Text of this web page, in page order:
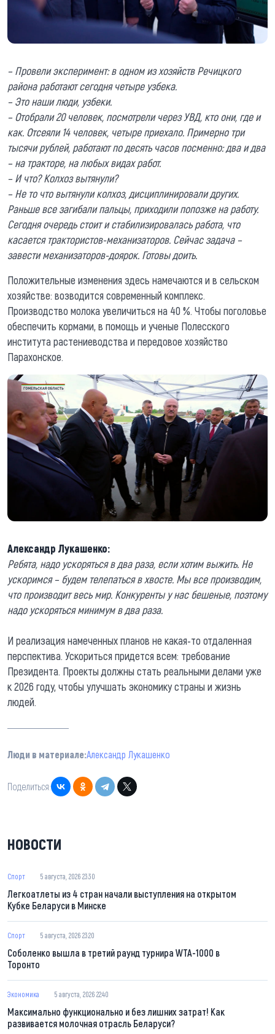
– Провели эксперимент: в одном из хозяйств Речицкого
района работают сегодня четыре узбека.
– Это наши люди, узбеки.
– Отобрали 20 человек, посмотрели через УВД, кто они, где и
как. Отсеяли 14 человек, четыре приехало. Примерно три
тысячи рублей, работают по десять часов посменно: два и два
– на тракторе, на любых видах работ.
– И что? Колхоз вытянули?
– Не то что вытянули колхоз, дисциплинировали других.
Раньше все загибали пальцы, приходили попозже на работу.
Сегодня очередь стоит и стабилизировалась работа, что
касается трактористов-механизаторов. Сейчас задача –
завести механизаторов-доярок. Готовы доить.
Положительные изменения здесь намечаются и в сельском
хозяйстве: возводится современный комплекс.
Производство молока увеличиться на 40 %. Чтобы поголовье
обеспечить кормами, в помощь и ученые Полесского
института растениеводства и передовое хозяйство
Парахонское.
Александр Лукашенко:
Ребята, надо ускоряться в два раза, если хотим выжить. Не
ускоримся – будем телепаться в хвосте. Мы все производим,
что производит весь мир. Конкуренты у нас бешеные, поэтому
надо ускоряться минимум в два раза.
И реализация намеченных планов не какая-то отдаленная
перспектива. Ускориться придется всем: требование
Президента. Проекты должны стать реальными делами уже
к 2026 году, чтобы улучшать экономику страны и жизнь
людей.
Люди в материале:Александр Лукашенко
Поделиться:
НОВОСТИ
Спорт 5 августа, 2026 23:30
Легкоатлеты из 4 стран начали выступления на открытом
Кубке Беларуси в Минске
Спорт 5 августа, 2026 23:20
Соболенко вышла в третий раунд турнира WTA-1000 в
Торонто
Экономика 5 августа, 2026 22:40
Максимально функционально и без лишних затрат! Как
развивается молочная отрасль Беларуси?